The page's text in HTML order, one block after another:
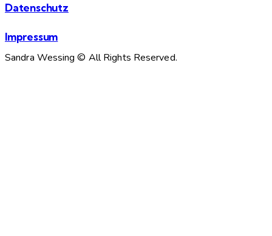
Datenschutz
Impressum
Sandra Wessing © All Rights Reserved.